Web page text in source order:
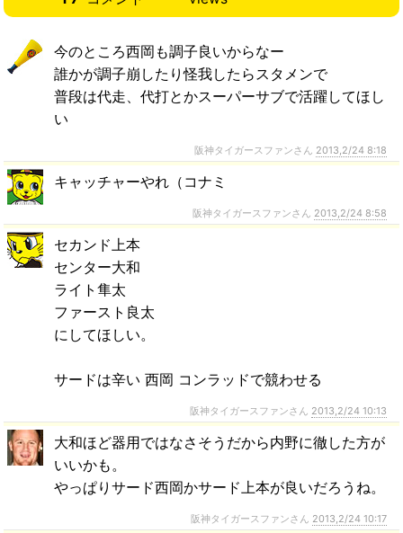
今のところ西岡も調子良いからなー
誰かが調子崩したり怪我したらスタメンで
普段は代走、代打とかスーパーサブで活躍してほし
い
阪神タイガースファンさん 2013,2/24 8:18
キャッチャーやれ（コナミ
阪神タイガースファンさん 2013,2/24 8:58
セカンド上本
センター大和
ライト隼太
ファースト良太
にしてほしい。
サードは辛い 西岡 コンラッドで競わせる
阪神タイガースファンさん 2013,2/24 10:13
大和ほど器用ではなさそうだから内野に徹した方が
いいかも。
やっぱりサード西岡かサード上本が良いだろうね。
阪神タイガースファンさん 2013,2/24 10:17